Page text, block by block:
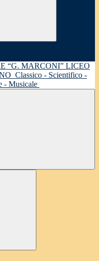
LICEO
Classico - Scientifico -
- Musicale